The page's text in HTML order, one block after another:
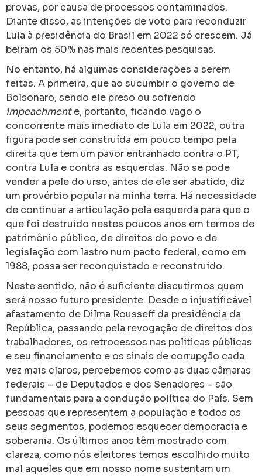
provas, por causa de processos contaminados.
Diante disso, as intenções de voto para reconduzir
Lula à presidência do Brasil em 2022 só crescem. Já
beiram os 50% nas mais recentes pesquisas.
No entanto, há algumas considerações a serem
feitas. A primeira, que ao sucumbir o governo de
Bolsonaro, sendo ele preso ou sofrendo
impeachmente, portanto, ficando vago o
concorrente mais imediato de Lula em 2022, outra
figura pode ser construída em pouco tempo pela
direita que tem um pavor entranhado contra o PT,
contra Lula e contra as esquerdas. Não se pode
vender a pele do urso, antes de ele ser abatido, diz
um provérbio popular na minha terra. Há necessidade
de continuar a articulação pela esquerda para que o
que foi destruído nestes poucos anos em termos de
patrimônio público, de direitos do povo e de
legislação com lastro num pacto federal, como em
1988, possa ser reconquistado e reconstruído.
Neste sentido, não é suficiente discutirmos quem
será nosso futuro presidente. Desde o injustificável
afastamento de Dilma Rousseff da presidência da
República, passando pela revogação de direitos dos
trabalhadores, os retrocessos nas políticas públicas
e seu financiamento e os sinais de corrupção cada
vez mais claros, percebemos como as duas câmaras
federais – de Deputados e dos Senadores – são
fundamentais para a condução política do País. Sem
pessoas que representem a população e todos os
seus segmentos, podemos esquecer democracia e
soberania. Os últimos anos têm mostrado com
clareza, como nós eleitores temos escolhido muito
mal aqueles que em nosso nome sustentam um